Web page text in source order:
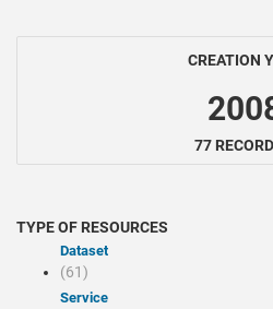
CREATION
77
TYPE OF RESOURCES
Dataset
(61)
Service